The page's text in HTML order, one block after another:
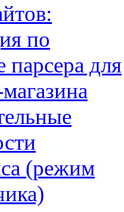
по
парсера для
(режим